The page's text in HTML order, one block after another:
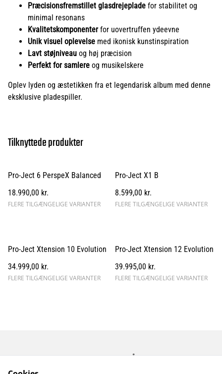
Præcisionsfremstillet glasdrejeplade for stabilitet og
minimal resonans
Kvalitetskomponenterfor uovertruffen ydeevne
Unik visuel oplevelse med ikonisk kunstinspiration
Lavt støjniveau og høj præcision
Perfekt for samlere og musikelskere
Oplev lyden og æstetikken fra et legendarisk album med denne
eksklusive pladespiller.
Tilknyttede produkter
Pro-Ject 6 PerspeX Balanced
18.990,00 kr.
FLERE TILGÆNGELIGE VARIANTER
Pro-Ject X1 B
8.599,00 kr.
FLERE TILGÆNGELIGE VARIANTER
Pro-Ject Xtension 10 Evolution
34.999,00 kr.
FLERE TILGÆNGELIGE VARIANTER
Pro-Ject Xtension 12 Evolution
39.995,00 kr.
FLERE TILGÆNGELIGE VARIANTER
Kontakt os
Åbningstider